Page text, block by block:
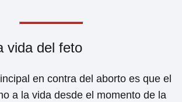
vida del feto
en contra del aborto es que el
a la vida desde el momento de la